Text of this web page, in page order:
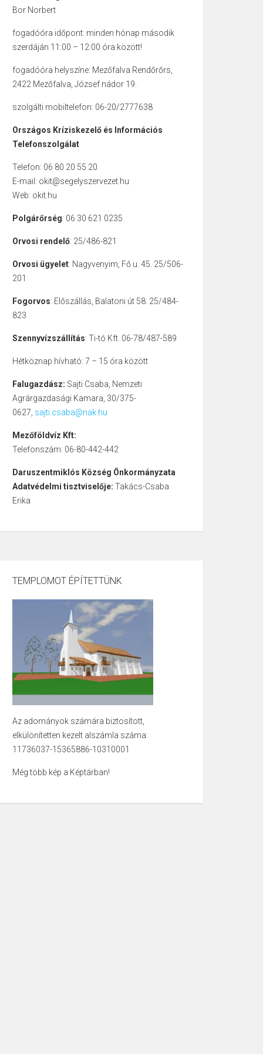
a-
Bor Norbert
fogadóóra időpont: minden hónap második
szerdáján 11:00 – 12:00 óra között!
fogadóóra helyszíne: Mezőfalva Rendőrőrs,
2422 Mezőfalva, József nádor 19.
szolgálti mobiltelefon: 06-20/2777638
Országos Kríziskezelő és Információs
Telefonszolgálat
Telefon: 06 80 20 55 20
E-mail: okit@segelyszervezet.hu
Web: okit.hu
Polgárőrség: 06 30 621 0235
Orvosi rendelő: 25/486-821
Orvosi ügyelet: Nagyvenyim, Fő u. 45. 25/506-
201
Fogorvos: Előszállás, Balatoni út 58. 25/484-
823
Szennyvízszállítás: Ti-tó Kft. 06-78/487-589
Hétköznap hívható: 7 – 15 óra között
Falugazdász: Sajti Csaba, Nemzeti
Agrárgazdasági Kamara, 30/375-
0627, sajti.csaba@nak.hu
Mezőföldvíz Kft:
Telefonszám: 06-80-442-442
Daruszentmiklós Község Önkormányzata
Adatvédelmi tisztviselője: Takács-Csaba
Erika
TEMPLOMOT ÉPÍTETTÜNK
Az adományok számára biztosított,
elkülönítetten kezelt alszámla száma:
11736037-15365886-10310001
Még több kép a Képtárban!